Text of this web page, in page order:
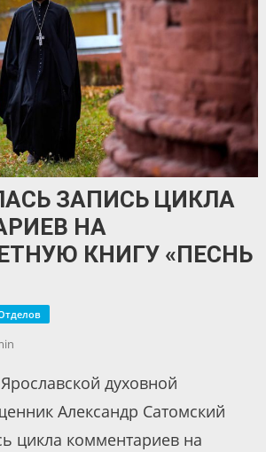
ЗАПИСЬ ЦИКЛА
НА
КНИГУ «ПЕСНЬ
духовной
Александр Сатомский
цикла комментариев на